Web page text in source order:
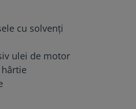
cu solvenți
ulei de motor